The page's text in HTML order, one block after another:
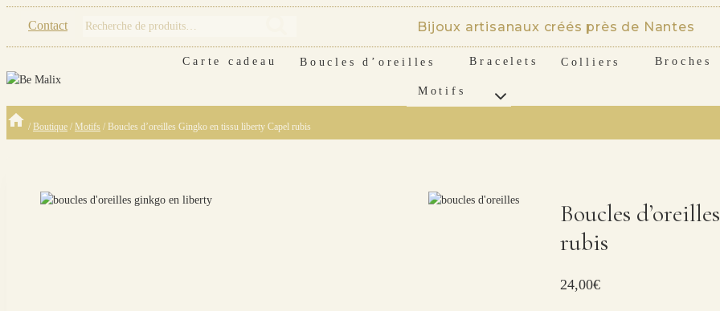
content
Contact
Recherche
Bijoux artisanaux créés près de Nantes
Carte cadeau Boucles d’oreilles Bracelets Colliers Broches
Motifs
/ Boutique / Motifs / Boucles d’oreilles Gingko en tissu liberty Capel rubis
Boucles
rubis
24,00€